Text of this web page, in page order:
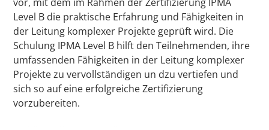
Level B die praktische Erfahrung und Fähigkeiten in
der Leitung komplexer Projekte geprüft wird. Die
Schulung IPMA Level B hilft den Teilnehmenden, ihre
umfassenden Fähigkeiten in der Leitung komplexer
Projekte zu vervollständigen un dzu vertiefen und
sich so auf eine erfolgreiche Zertifizierung
vorzubereiten.